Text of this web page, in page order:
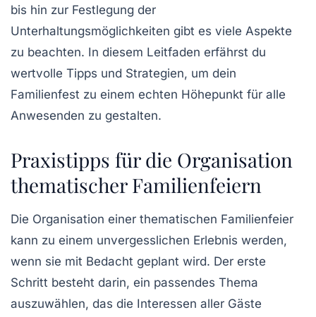
bis hin zur Festlegung der
Unterhaltungsmöglichkeiten gibt es viele Aspekte
zu beachten. In diesem Leitfaden erfährst du
wertvolle Tipps und Strategien, um dein
Familienfest zu einem echten Höhepunkt für alle
Anwesenden zu gestalten.
Praxistipps für die Organisation
thematischer Familienfeiern
Die Organisation einer thematischen Familienfeier
kann zu einem unvergesslichen Erlebnis werden,
wenn sie mit Bedacht geplant wird. Der erste
Schritt besteht darin, ein passendes Thema
auszuwählen, das die Interessen aller Gäste